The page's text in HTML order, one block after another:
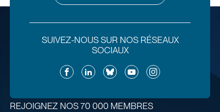
SUIVEZ-NOUS SUR NOS RÉSEAUX
SOCIAUX
FacebookLinkedInBlueskyYouTubeInstagram
REJOIGNEZ NOS 70 000 MEMBRES